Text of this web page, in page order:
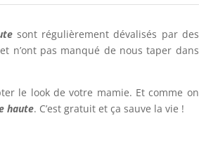
sont régulièrement dévalisés par des
n’ont pas manqué de nous taper dans
le look de votre mamie. Et comme on
haute. C’est gratuit et ça sauve la vie !